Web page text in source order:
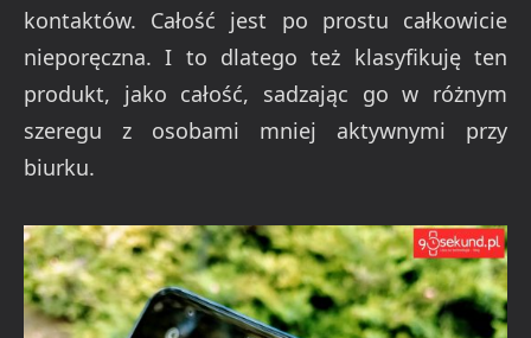
kontaktów. Całość jest po prostu całkowicie
nieporęczna. I to dlatego też klasyfikuję ten
produkt, jako całość, sadzając go w różnym
szeregu z osobami mniej aktywnymi przy
biurku.